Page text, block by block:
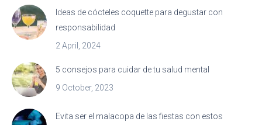
Ideas de cócteles coquette para degustar con
responsabilidad
2 April, 2024
5 consejos para cuidar de tu salud mental
9 October, 2023
Evita ser el malacopa de las fiestas con estos